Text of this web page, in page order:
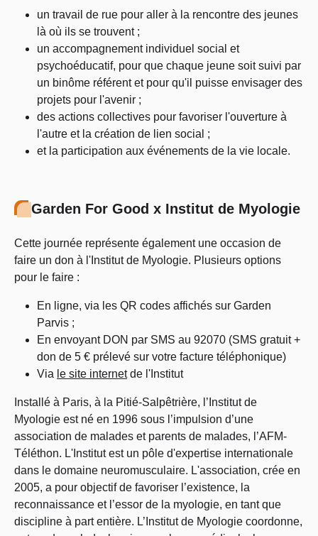
un travail de rue pour aller à la rencontre des jeunes
là où ils se trouvent ;
un accompagnement individuel social et
psychoéducatif, pour que chaque jeune soit suivi par
un binôme référent et pour qu'il puisse envisager des
projets pour l'avenir ;
des actions collectives pour favoriser l'ouverture à
l'autre et la création de lien social ;
et la participation aux événements de la vie locale.
Garden For Good x Institut de Myologie
Cette journée représente également une occasion de
faire un don à l'Institut de Myologie. Plusieurs options
pour le faire :
En ligne, via les QR codes affichés sur Garden
Parvis ;
En envoyant DON par SMS au 92070 (SMS gratuit +
don de 5 € prélevé sur votre facture téléphonique)
Via le site internetde l'Institut
Installé à Paris, à la Pitié-Salpêtrière, l’Institut de
Myologie est né en 1996 sous l’impulsion d’une
association de malades et parents de malades, l’AFM-
Téléthon. L'Institut est un pôle d'expertise internationale
dans le domaine neuromusculaire. L'association, crée en
2005, a pour objectif de favoriser l’existence, la
reconnaissance et l’essor de la myologie, en tant que
discipline à part entière. L’Institut de Myologie coordonne,